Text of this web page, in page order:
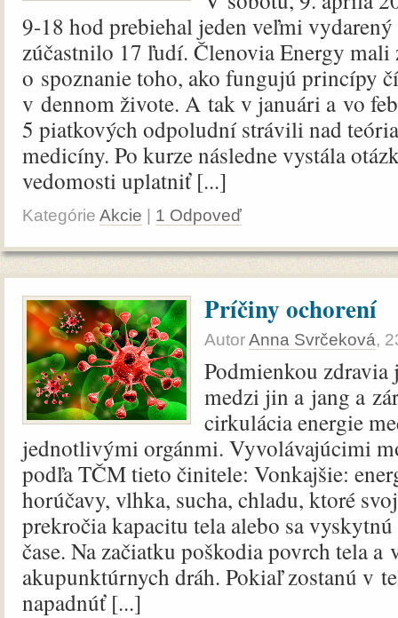
9-18 hod prebiehal jeden veľmi
zúčastnilo 17 ľudí. Členovia Energy mali
o spoznanie toho, ako fungujú princípy
v dennom živote. A tak v januári a vo
5 piatkových odpoludní strávili nad
medicíny. Po kurze následne vystála
vedomosti uplatniť [...]
Kategórie Akcie 1 Odpoveď
Príčiny ochorení
AutorAnna Svrčeková,
Podmienkou zdravia
medzi jin a jang a
cirkulácia energie
jednotlivými orgánmi. Vyvolávajúcimi
podľa TČM tieto činitele: Vonkajšie:
horúčavy, vlhka, sucha, chladu, ktoré
prekročia kapacitu tela alebo sa
čase. Na začiatku poškodia povrch tela a
akupunktúrnych dráh. Pokiaľ zostanú v
napadnúť [...]